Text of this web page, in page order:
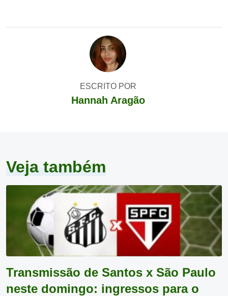
ESCRITO POR
Hannah Aragão
Veja também
Transmissão de Santos x São Paulo
neste domingo: ingressos para o